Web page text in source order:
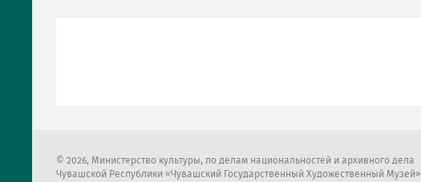
2026, Министерство культуры, по делам национальностей и архивного дела
Чувашской Республики «Чувашский Государственный Художественный Музей»